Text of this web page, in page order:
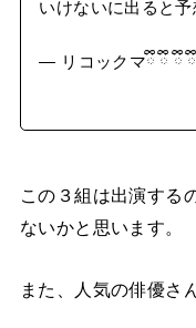
いけないに出ると
— リコックマྀི
この３組は出演する
ないかと思います。
また、人気の俳優さ